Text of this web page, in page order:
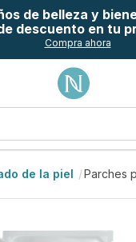
de belleza y
descuento en tu
Compra ahora
de la piel Parches